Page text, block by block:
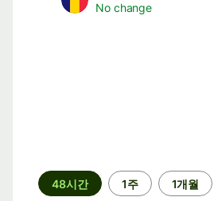
No change
기
간
48시간 1주 1개월